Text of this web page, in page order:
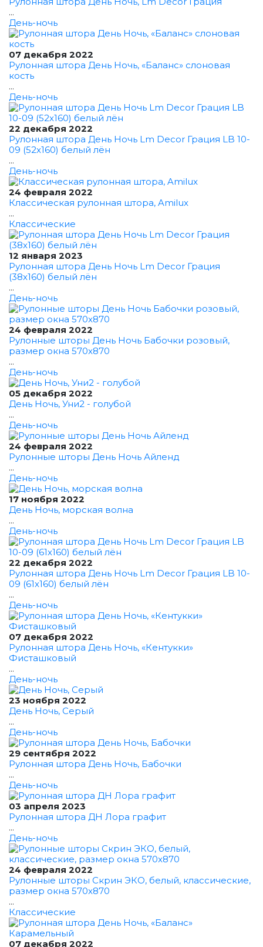
...
День-ночь
07 декабря 2022
Рулонная штора День Ночь, «Баланс» слоновая
кость
...
День-ночь
22 декабря 2022
Рулонная штора День Ночь Lm Decor Грация LB 10-
09 (52x160) белый лён
...
День-ночь
24 февраля 2022
Классическая рулонная штора, Amilux
...
Классические
12 января 2023
Рулонная штора День Ночь Lm Decor Грация
(38x160) белый лён
...
День-ночь
24 февраля 2022
Рулонные шторы День Ночь Бабочки розовый,
размер окна 570x870
...
День-ночь
05 декабря 2022
День Ночь, Уни2 - голубой
...
День-ночь
24 февраля 2022
Рулонные шторы День Ночь Айленд
...
День-ночь
17 ноября 2022
День Ночь, морская волна
...
День-ночь
22 декабря 2022
Рулонная штора День Ночь Lm Decor Грация LB 10-
09 (61x160) белый лён
...
День-ночь
07 декабря 2022
Рулонная штора День Ночь, «Кентукки»
Фисташковый
...
День-ночь
23 ноября 2022
День Ночь, Серый
...
День-ночь
29 сентября 2022
Рулонная штора День Ночь, Бабочки
...
День-ночь
03 апреля 2023
Рулонная штора ДН Лора графит
...
День-ночь
24 февраля 2022
Рулонные шторы Скрин ЭКО, белый, классические,
размер окна 570x870
...
Классические
07 декабря 2022